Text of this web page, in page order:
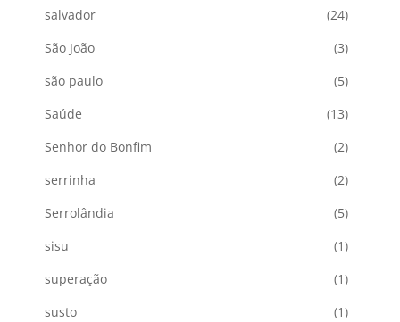
salvador
(24)
São João
(3)
são paulo
(5)
Saúde
(13)
Senhor do Bonfim
(2)
serrinha
(2)
Serrolândia
(5)
sisu
(1)
superação
(1)
susto
(1)